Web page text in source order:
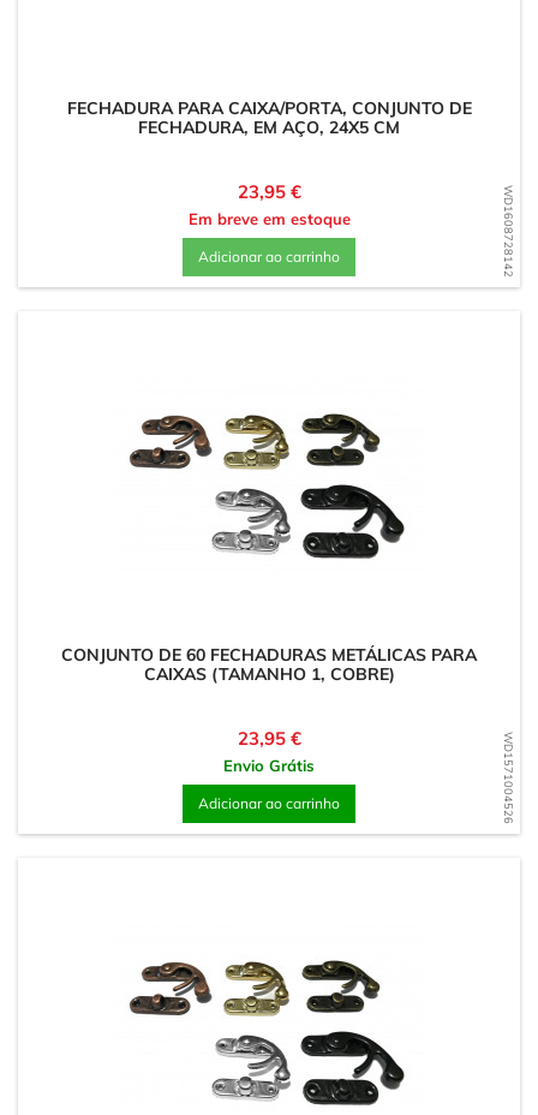
WD1608728142
FECHADURA PARA CAIXA/PORTA, CONJUNTO DE
FECHADURA, EM AÇO, 24X5 CM
Preço
23,95 €
Em breve em estoque
Adicionar ao carrinho
WD1571004526
CONJUNTO DE 60 FECHADURAS METÁLICAS PARA
CAIXAS (TAMANHO 1, COBRE)
Preço
23,95 €
Envio Grátis
Adicionar ao carrinho